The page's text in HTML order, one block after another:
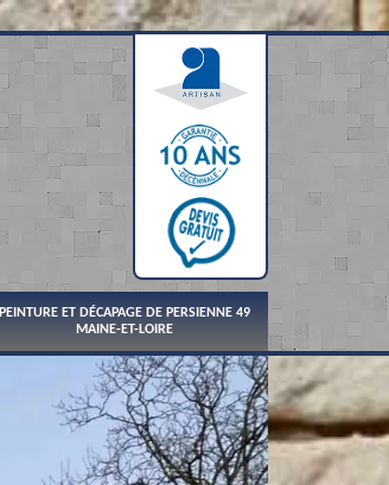
PEINTURE ET DÉCAPAGE DE PERSIENNE 49
MAINE-ET-LOIRE